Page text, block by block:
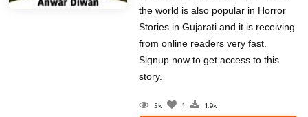
the world is also popular in Horror
Stories in Gujarati and it is receiving
from online readers very fast.
Signup now to get access to this
story.
5k 1 1.9k